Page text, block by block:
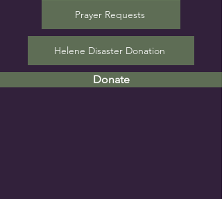
Prayer Requests
Helene Disaster Donation
Donate